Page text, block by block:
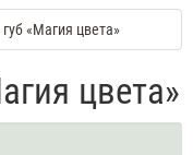
«Магия цвета»
цвета»